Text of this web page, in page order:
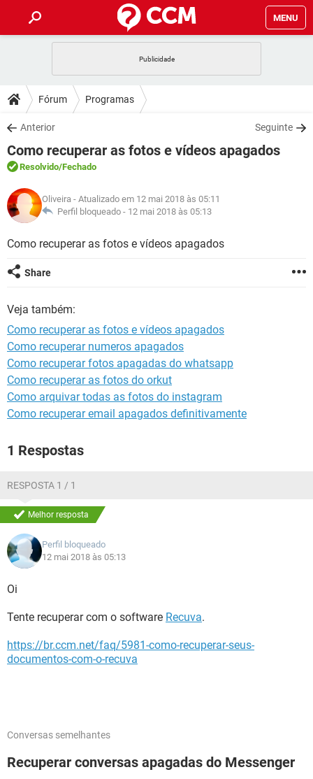
MENU
CELULAR
OUTLOOK
INSTAGRAM GMAIL
GUIA DE COMPRAS
DICAS
JOGOS
OUTLOOK
INSTAGRAM
GUIA DE COMPRAS
DOWNLOADS
JOGOS WHATSAPP
CELULAR
OUTLOOK EXCEL
INSTAGRAM
GUIA DE COMPRAS
FÓRUM
JOGOS
CELULAR FACEBOOK
GLOSSÁRIO
JOGOS
CELULAR FACEBOOK
OUTLOOK
GUIA DE COMPRAS
Fórum Programas
Anterior Seguinte
Como recuperar as fotos e vídeos apagados
Resolvido/Fechado
Oliveira - Atualizado em 12 mai 2018 às 05:11
Perfil bloqueado - 12 mai 2018 às 05:13
Como recuperar as fotos e vídeos apagados
Share
Veja também:
Como recuperar as fotos e vídeos apagados
Como recuperar numeros apagados
Como recuperar fotos apagadas do whatsapp
Como recuperar as fotos do orkut
Como arquivar todas as fotos do instagram
Como recuperar email apagados definitivamente
1 Respostas
RESPOSTA 1 / 1
Melhor resposta
Perfil bloqueado
12 mai 2018 às 05:13
Oi
Tente recuperar com o software Recuva.
https://br.ccm.net/faq/5981-como-recuperar-seus-
documentos-com-o-recuva
Conversas semelhantes
Recuperar conversas apagadas do Messenger